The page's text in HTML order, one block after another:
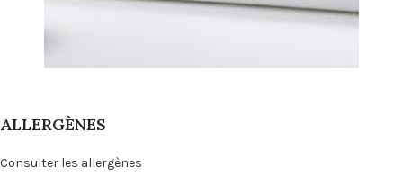
ALLERGÈNES
Consulter les allergènes